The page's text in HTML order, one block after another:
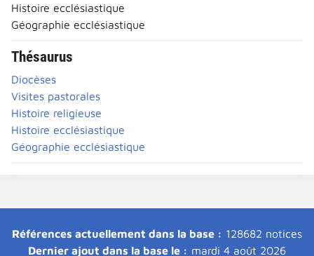
Histoire ecclésiastique
Géographie ecclésiastique
Thésaurus
Diocèses
Visites pastorales
Histoire religieuse
Histoire ecclésiastique
Géographie ecclésiastique
Références actuellement dans la base : 128682 notices
Dernier ajout dans la base le : mardi 4 août 2026